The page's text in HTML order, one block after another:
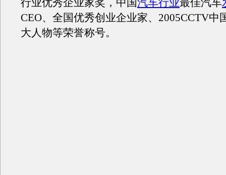
行业优秀企业家奖，中国汽车行业最佳汽车
CEO、全国优秀创业企业家、2005CCTV中
大人物等荣誉称号。